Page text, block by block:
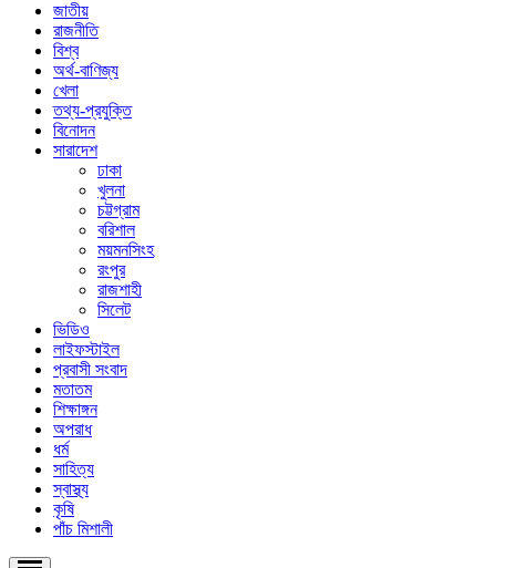
জাতীয়
রাজনীতি
বিশ্ব
অর্থ-বাণিজ্য
খেলা
তথ্য-প্রযুক্তি
বিনোদন
সারাদেশ
ঢাকা
খুলনা
চট্টগ্রাম
বরিশাল
ময়মনসিংহ
রংপুর
রাজশাহী
সিলেট
ভিডিও
লাইফস্টাইল
প্রবাসী সংবাদ
মতাতম
শিক্ষাঙ্গন
অপরাধ
ধর্ম
সাহিত্য
স্বাস্থ্য
কৃষি
পাঁচ মিশালী